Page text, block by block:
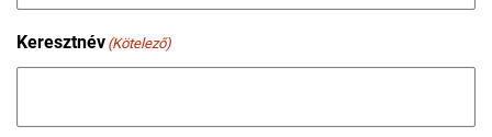
Keresztnév (Kötelező)